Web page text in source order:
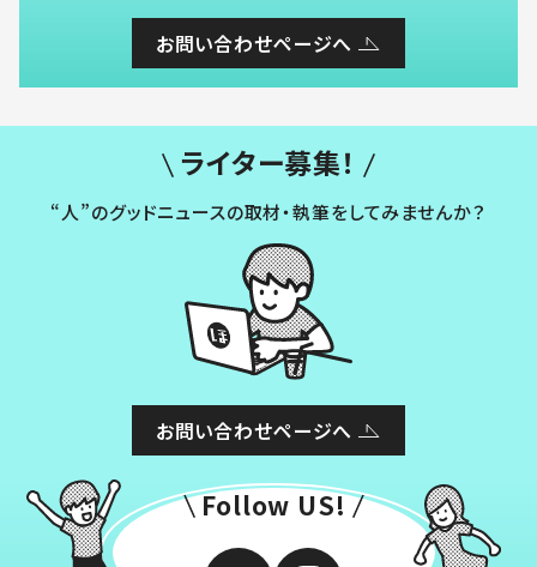
お問い合わせページへ
ライター募集！
“人”のグッドニュースの取材・執筆をしてみませんか？
お問い合わせページへ
Follow US!